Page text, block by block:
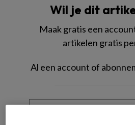
Wil je dit
Maak gratis een
artikelen gratis
Al een account of
Wat